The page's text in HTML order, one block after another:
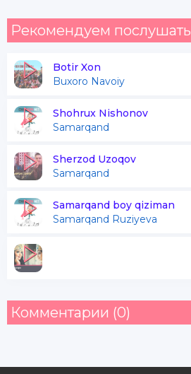
Kaboblari g'aroyib
Yuzlaridan ketmaydiyey
Asli hazil mutoyib
Yetti pirlar yurti bu
Qiz yigitlar mislidur
Tadbirkoru savdogar
Ishbilarmon xalqidur
Ey labi hovuz yangrar navo kuylari
Buxoroni to'ylari
Рекомендуем послушать
Botir Xon
Buxoro Navoiy
Shohrux Nishonov
Samarqand
Sherzod Uzoqov
Samarqand
Samarqand boy qiziman
Samarqand Ruziyeva
Комментарии (0)